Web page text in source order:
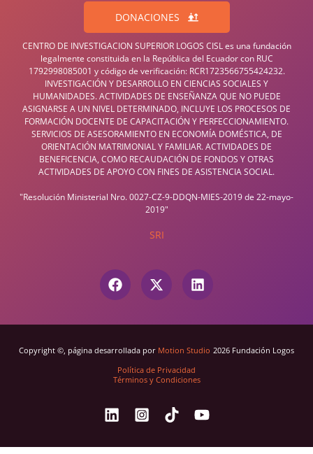
DONACIONES
CENTRO DE INVESTIGACION SUPERIOR LOGOS CISL es una fundación
legalmente constituida en la República del Ecuador con RUC
1792998085001 y código de verificación: RCR1723566755424232.
INVESTIGACIÓN Y DESARROLLO EN CIENCIAS SOCIALES Y
HUMANIDADES. ACTIVIDADES DE ENSEÑANZA QUE NO PUEDE
ASIGNARSE A UN NIVEL DETERMINADO, INCLUYE LOS PROCESOS DE
FORMACIÓN DOCENTE DE CAPACITACIÓN Y PERFECCIONAMIENTO.
SERVICIOS DE ASESORAMIENTO EN ECONOMÍA DOMÉSTICA, DE
ORIENTACIÓN MATRIMONIAL Y FAMILIAR. ACTIVIDADES DE
BENEFICENCIA, COMO RECAUDACIÓN DE FONDOS Y OTRAS
ACTIVIDADES DE APOYO CON FINES DE ASISTENCIA SOCIAL.
"Resolución Ministerial Nro. 0027-CZ-9-DDQN-MIES-2019 de 22-mayo-
2019"
SRI
Copyright ©, página desarrollada por Motion Studio 2026 Fundación Logos
Política de Privacidad
Términos y Condiciones